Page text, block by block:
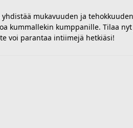
mukavuuden ja
kummallekin kumppanille. Tilaa
voi parantaa intiimejä hetkiäsi!